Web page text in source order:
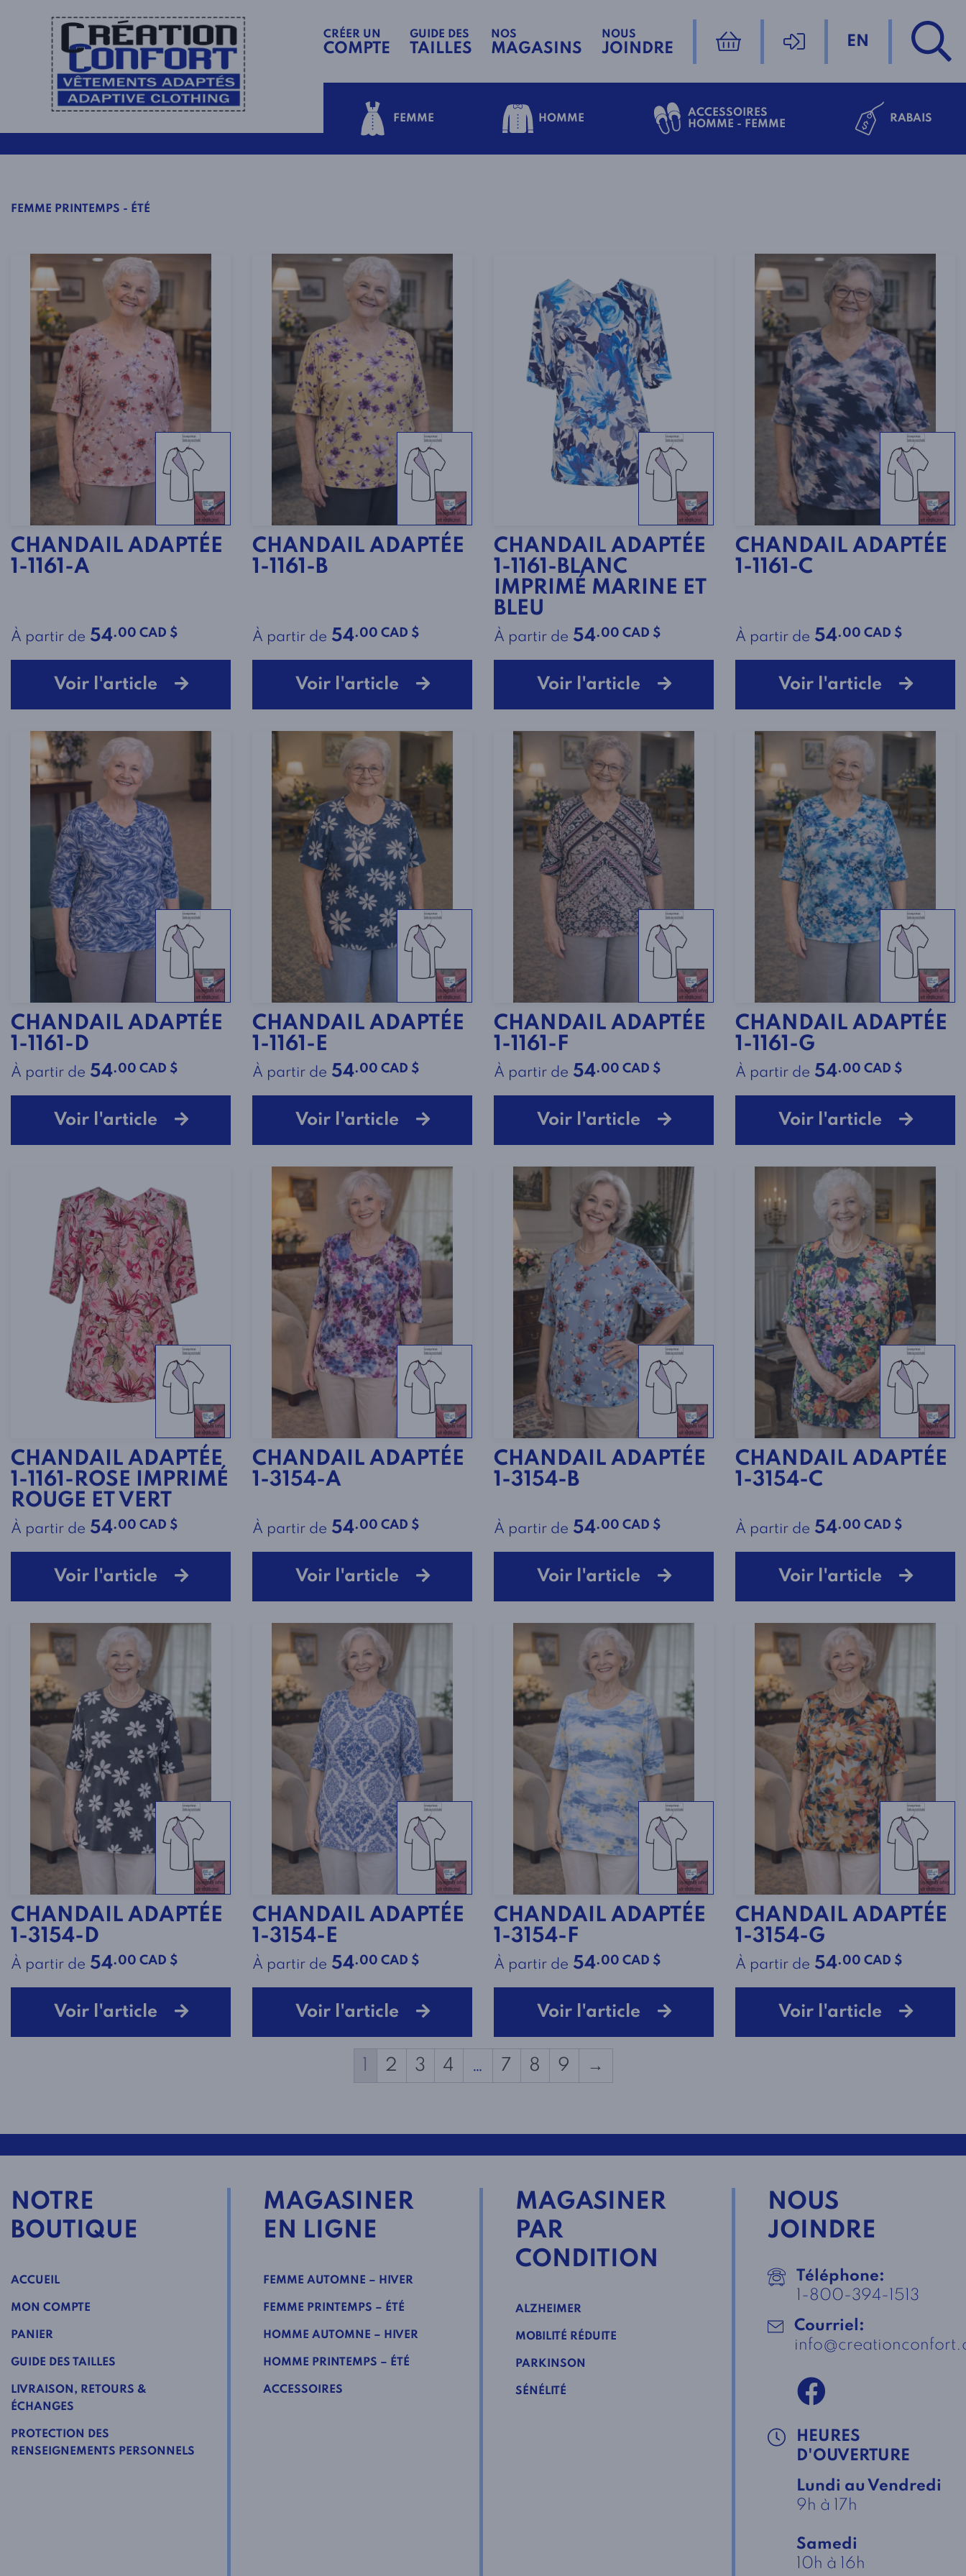
CRÉER UN
COMPTE
GUIDE DES
TAILLES
NOS
MAGASINS
NOUS
JOINDRE EN
FEMME HOMME
ACCESSOIRES
HOMME - FEMME
RABAIS
FEMME PRINTEMPS - ÉTÉ
CHANDAIL ADAPTÉE
1-1161-A
À partir de 54.00 CAD $
Voir l'article
CHANDAIL ADAPTÉE
1-1161-B
À partir de 54.00 CAD $
Voir l'article
CHANDAIL ADAPTÉE
1-1161-BLANC
IMPRIMÉ MARINE ET
BLEU
À partir de 54.00 CAD $
Voir l'article
CHANDAIL ADAPTÉE
1-1161-C
À partir de 54.00 CAD $
Voir l'article
CHANDAIL ADAPTÉE
1-1161-D
À partir de 54.00 CAD $
Voir l'article
CHANDAIL ADAPTÉE
1-1161-E
À partir de 54.00 CAD $
Voir l'article
CHANDAIL ADAPTÉE
1-1161-F
À partir de 54.00 CAD $
Voir l'article
CHANDAIL ADAPTÉE
1-1161-G
À partir de 54.00 CAD $
Voir l'article
CHANDAIL ADAPTÉE
1-1161-ROSE IMPRIMÉ
ROUGE ET VERT
À partir de 54.00 CAD $
Voir l'article
CHANDAIL ADAPTÉE
1-3154-A
À partir de 54.00 CAD $
Voir l'article
CHANDAIL ADAPTÉE
1-3154-B
À partir de 54.00 CAD $
Voir l'article
CHANDAIL ADAPTÉE
1-3154-C
À partir de 54.00 CAD $
Voir l'article
CHANDAIL ADAPTÉE
1-3154-D
À partir de 54.00 CAD $
Voir l'article
CHANDAIL ADAPTÉE
1-3154-E
À partir de 54.00 CAD $
Voir l'article
CHANDAIL ADAPTÉE
1-3154-F
À partir de 54.00 CAD $
Voir l'article
CHANDAIL ADAPTÉE
1-3154-G
À partir de 54.00 CAD $
Voir l'article
2 3 4 … 7 8 9 →
NOTRE
BOUTIQUE
ACCUEIL
MON COMPTE
PANIER
GUIDE DES TAILLES
LIVRAISON, RETOURS &
ÉCHANGES
PROTECTION DES
RENSEIGNEMENTS PERSONNELS
MAGASINER
EN LIGNE
FEMME AUTOMNE – HIVER
FEMME PRINTEMPS – ÉTÉ
HOMME AUTOMNE – HIVER
HOMME PRINTEMPS – ÉTÉ
ACCESSOIRES
MAGASINER
PAR
CONDITION
ALZHEIMER
MOBILITÉ RÉDUITE
PARKINSON
SÉNÉLITÉ
NOUS
JOINDRE
Téléphone:
1-800-394-1513
Courriel:
HEURES
D'OUVERTURE
Lundi au Vendredi
9h à 17h
Samedi
10h à 16h